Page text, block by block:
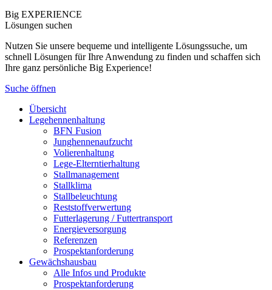
Big EXPERIENCE
Lösungen suchen
Nutzen Sie unsere bequeme und intelligente Lösungssuche, um
schnell Lösungen für Ihre Anwendung zu finden und schaffen sich
Ihre ganz persönliche Big Experience!
Suche öffnen
Übersicht
Legehennenhaltung
BFN Fusion
Junghennenaufzucht
Volierenhaltung
Lege-Elterntierhaltung
Stallmanagement
Stallklima
Stallbeleuchtung
Reststoffverwertung
Futterlagerung / Futtertransport
Energieversorgung
Referenzen
Prospektanforderung
Gewächshausbau
Alle Infos und Produkte
Prospektanforderung